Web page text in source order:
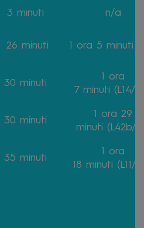
3 minuti n/a
26 minuti 1 ora 5 minuti
30 minuti
1 ora
7 minuti (L14/
30 minuti
1 ora 29
minuti (L42b/
35 minuti
1 ora
18 minuti (L11/